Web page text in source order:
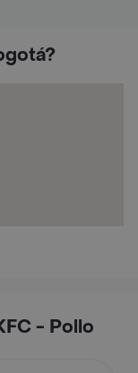
- Pollo